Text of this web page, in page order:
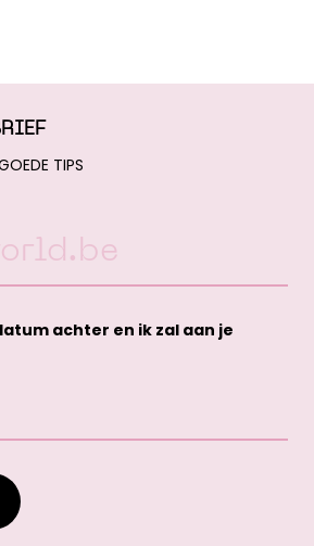
TIPS
achter en ik zal aan je